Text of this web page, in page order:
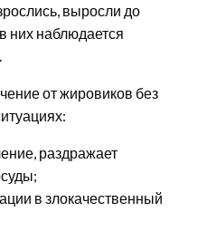
выросли до
них наблюдается
от жировиков без
раздражает
в злокачественный